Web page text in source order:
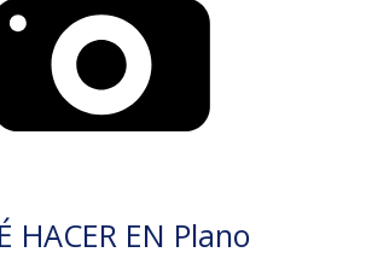
HACER EN Plano